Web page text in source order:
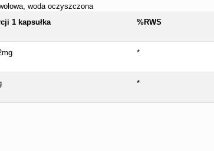
woda oczyszczona
1 kapsułka %RWS
*
*